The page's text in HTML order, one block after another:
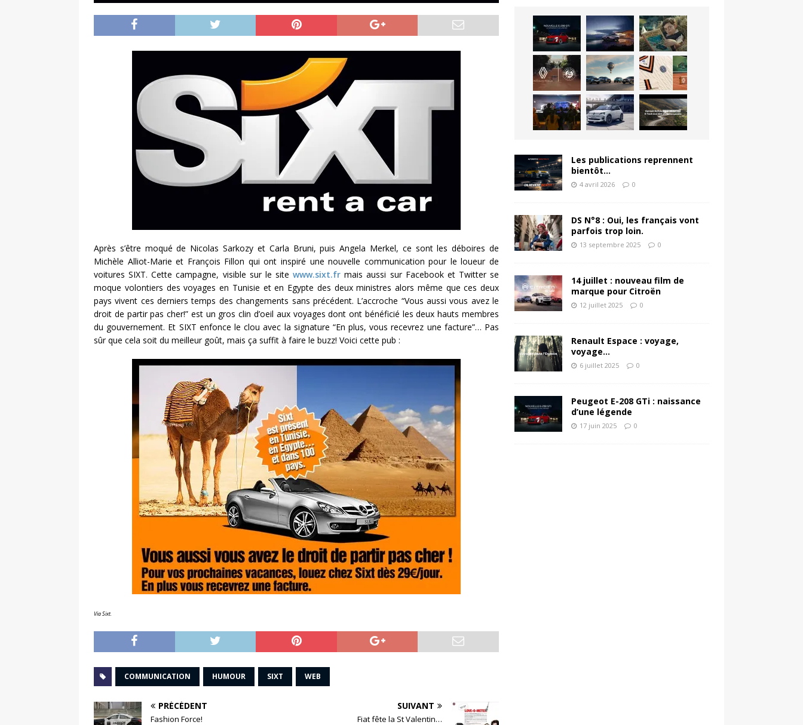
Après s’être moqué de Nicolas Sarkozy et Carla Bruni, puis Angela Merkel, ce sont les déboires de
Michèle Alliot-Marie et François Fillon qui ont inspiré une nouvelle communication pour le loueur de
voitures SIXT. Cette campagne, visible sur le sitewww.sixt.fr mais aussi sur Facebook et Twitter se
moque volontiers des voyages en Tunisie et en Egypte des deux ministres alors même que ces deux
pays vivent ces derniers temps des changements sans précédent. L’accroche “Vous aussi vous avez le
droit de partir pas cher!” est un gros clin d’oeil aux voyages dont ont bénéficié les deux hauts membres
du gouvernement. Et SIXT enfonce le clou avec la signature “En plus, vous recevrez une facture”… Pas
sûr que cela soit du meilleur goût, mais ça suffit à faire le buzz! Voici cette pub :
Via Sixt.
COMMUNICATION HUMOUR SIXT WEB
PRÉCÉDENT
Fashion Force!
SUIVANT
Fiat fête la St Valentin…
Les publications reprennent
bientôt…
4 avril 2026 0
DS N°8 : Oui, les français vont
parfois trop loin.
13 septembre 2025 0
14 juillet : nouveau film de
marque pour Citroën
12 juillet 2025 0
Renault Espace : voyage,
voyage…
6 juillet 2025 0
Peugeot E-208 GTi : naissance
d’une légende
17 juin 2025 0